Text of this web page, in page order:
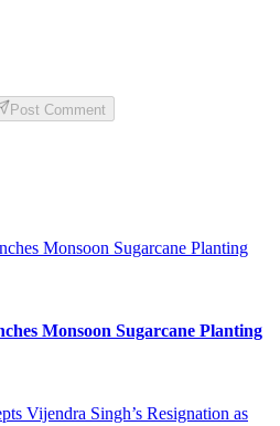
Post Comment
Monsoon Sugarcane Planting